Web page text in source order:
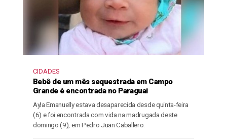
CIDADES
Bebê de um mês sequestrada em Campo
Grande é encontrada no Paraguai
Ayla Emanuelly estava desaparecida desde quinta-feira
(6) e foi encontrada com vida na madrugada deste
domingo (9), em Pedro Juan Caballero.